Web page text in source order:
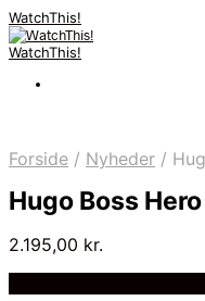
WatchThis!
WatchThis!
Forside / Nyheder /
Hugo Boss
2.195,00 kr.